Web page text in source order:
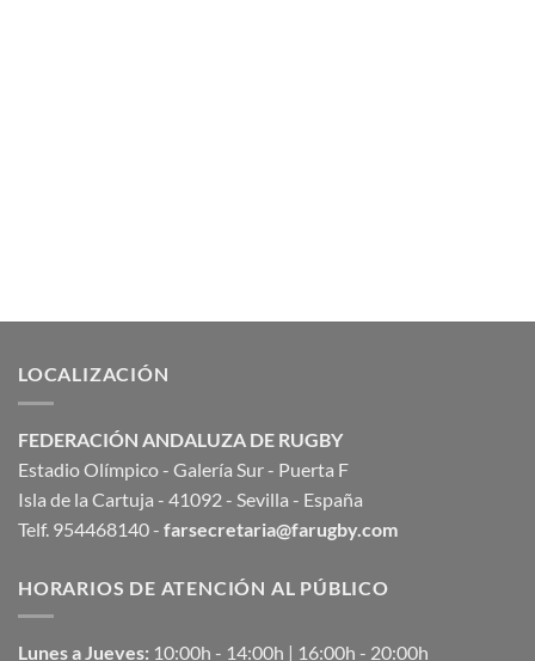
LOCALIZACIÓN
FEDERACIÓN ANDALUZA DE RUGBY
Estadio Olímpico - Galería Sur - Puerta F
Isla de la Cartuja - 41092 - Sevilla - España
Telf. 954468140 - farsecretaria@farugby.com
HORARIOS DE ATENCIÓN AL PÚBLICO
Lunes a Jueves: 10:00h - 14:00h | 16:00h - 20:00h